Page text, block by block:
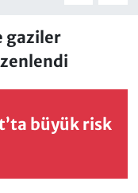
gaziler
büyük risk